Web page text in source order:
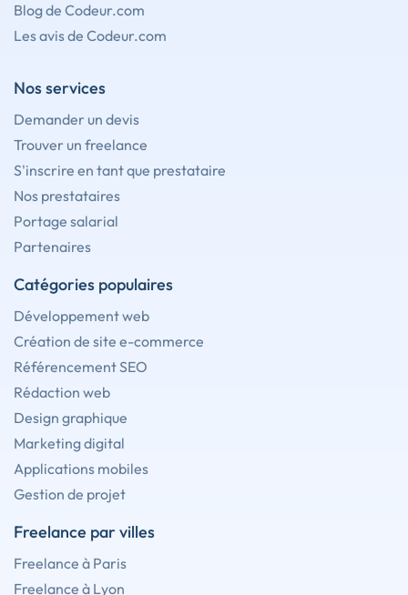
Blog de Codeur.com
Les avis de Codeur.com
Nos services
Demander un devis
Trouver un freelance
S'inscrire en tant que prestataire
Nos prestataires
Portage salarial
Partenaires
Catégories populaires
Développement web
Création de site e-commerce
Référencement SEO
Rédaction web
Design graphique
Marketing digital
Applications mobiles
Gestion de projet
Freelance par villes
Freelance à Paris
Freelance à Lyon